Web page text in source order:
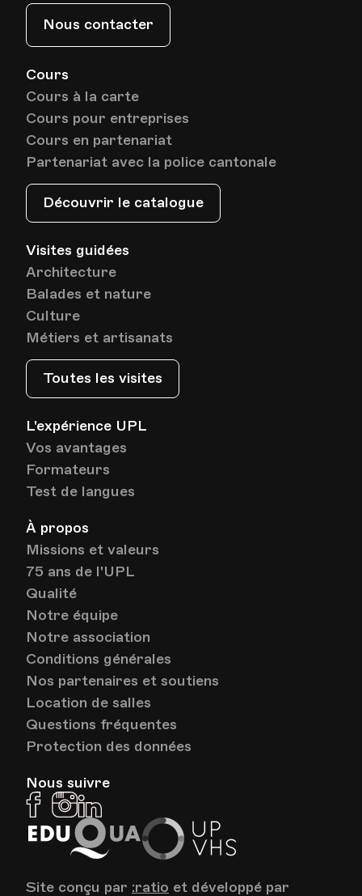
Cours
Cours à la carte
Cours pour entreprises
Cours en partenariat
Partenariat avec la police cantonale
Découvrir le catalogue
Visites guidées
Architecture
Balades et nature
Culture
Métiers et artisanats
Toutes les visites
L'expérience UPL
Vos avantages
Formateurs
Test de langues
À propos
Missions et valeurs
75 ans de l'UPL
Qualité
Notre équipe
Notre association
Conditions générales
Nos partenaires et soutiens
Location de salles
Questions fréquentes
Protection des données
Nous contacter
Nous suivre
FacebookInstagram
EduQua
Site conçu par :ratio et développé par